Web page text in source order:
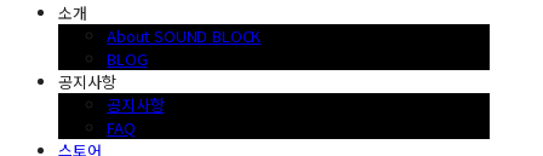
소개
About SOUND BLOCK
BLOG
공지사항
공지사항
FAQ
스토어